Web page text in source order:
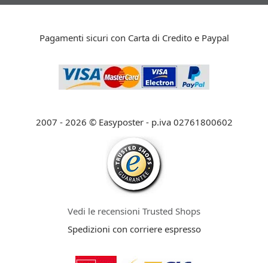
Pagamenti sicuri con Carta di Credito e Paypal
2007 - 2026 © Easyposter - p.iva 02761800602
Vedi le recensioni Trusted Shops
Spedizioni con corriere espresso